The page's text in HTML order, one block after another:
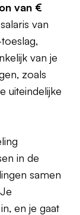
van €
van
van je
zoals
uiteindelijke
in de
samen
en je gaat